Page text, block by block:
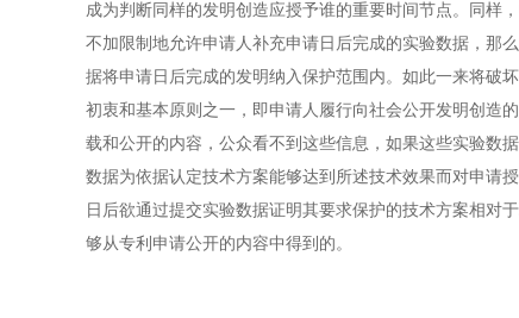
成为判断同样的发明创造应授予谁的重要时间节点。同样
不加限制地允许申请人补充申请日后完成的实验数据，那
据将申请日后完成的发明纳入保护范围内。如此一来将破
初衷和基本原则之一，即申请人履行向社会公开发明创造
载和公开的内容，公众看不到这些信息，如果这些实验数
数据为依据认定技术方案能够达到所述技术效果而对申请
日后欲通过提交实验数据证明其要求保护的技术方案相对
够从专利申请公开的内容中得到的。